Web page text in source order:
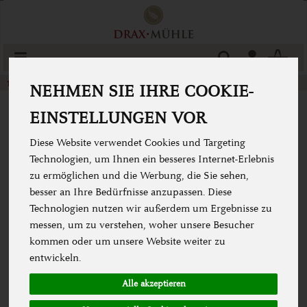
NEHMEN SIE IHRE COOKIE-
EINSTELLUNGEN VOR
Diese Website verwendet Cookies und Targeting
Technologien, um Ihnen ein besseres Internet-Erlebnis
zu ermöglichen und die Werbung, die Sie sehen,
besser an Ihre Bedürfnisse anzupassen. Diese
Technologien nutzen wir außerdem um Ergebnisse zu
messen, um zu verstehen, woher unsere Besucher
kommen oder um unsere Website weiter zu
entwickeln.
Alle akzeptieren
Produkt
URDINKEL MEHL
KONVENTIONELL
Unser konventionell angebauter Dinkel der Sorte
„URDINKEL Oberkulmer Rotkorn“. stammt von Bauern
aus Oberbayern und ist ein zu 100 Prozent regionales
Produkt. Das Getreide wird bei der Anlieferung im